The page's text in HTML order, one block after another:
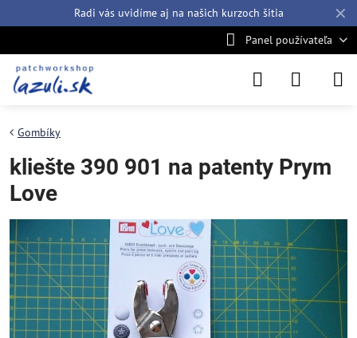
✕
Radi vás uvidíme aj na našich kurzoch šitia
Panel používateľa
Gombíky
kliešte 390 901 na patenty Prym
Love